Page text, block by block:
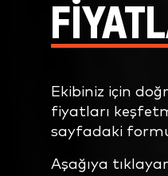
Ekibiniz için
fiyatları
sayfadaki
Aşağıya